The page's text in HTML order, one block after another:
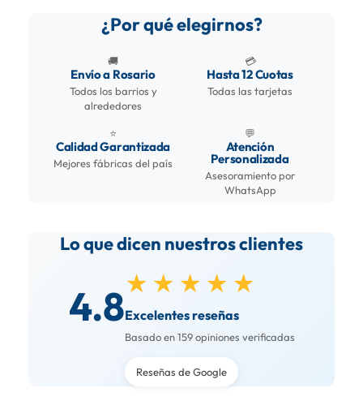
¿Por qué elegirnos?
🚚
Envío a Rosario
Todos los barrios y
alrededores
💳
Hasta 12 Cuotas
Todas las tarjetas
⭐
Calidad Garantizada
Mejores fábricas del país
💬
Atención
Personalizada
Asesoramiento por
WhatsApp
Lo que dicen nuestros clientes
4.8★★★★★
Excelentes reseñas
Basado en 159 opiniones verificadas
Reseñas de Google